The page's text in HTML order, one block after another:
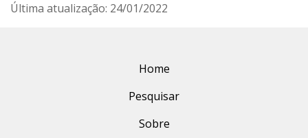
Última atualização: 24/01/2022
Home
Pesquisar
Sobre